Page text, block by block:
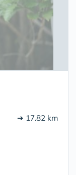
➔ 17.82 km